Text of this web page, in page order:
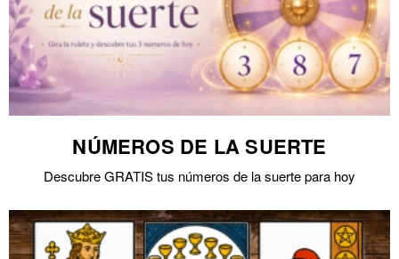
NÚMEROS DE LA SUERTE
Descubre GRATIS tus números de la suerte para hoy